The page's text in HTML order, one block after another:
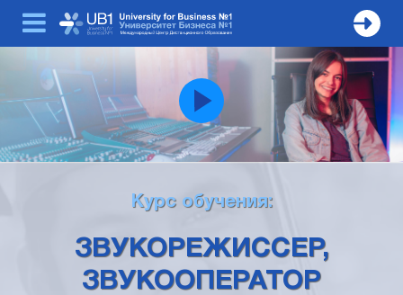
Курс обучения:
ЗВУКОРЕЖИССЕР,
ЗВУКООПЕРАТОР